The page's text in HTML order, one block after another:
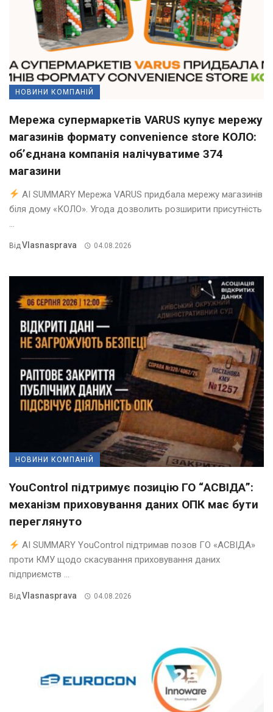
НОВИНИ КОМПАНІЙ
Мережа супермаркетів VARUS купує мережу
магазинів формату convenience store КОЛО:
об’єднана компанія налічуватиме 374
магазини
AI SUMMARY Мережа VARUS придбала мережу магазинів
біля дому «КОЛО». Угода дозволить розширити присутність
...
ВідVlasnasprava 04.08.2026
НОВИНИ КОМПАНІЙ
YouControl підтримує позицію ГО “АСВІДА”:
механізм приховування даних ОПК має бути
переглянуто
AI SUMMARY YouControl підтримав позов ГО «АСВІДА»
проти КМУ щодо скасування приховування даних
підприємств ...
ВідVlasnasprava 04.08.2026